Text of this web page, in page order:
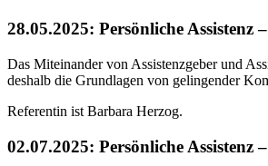
28.05.2025: Persönliche
Das Miteinander von Assistenzgeber und
deshalb die Grundlagen von gelingender
Referentin ist Barbara Herzog.
02.07.2025: Persönliche